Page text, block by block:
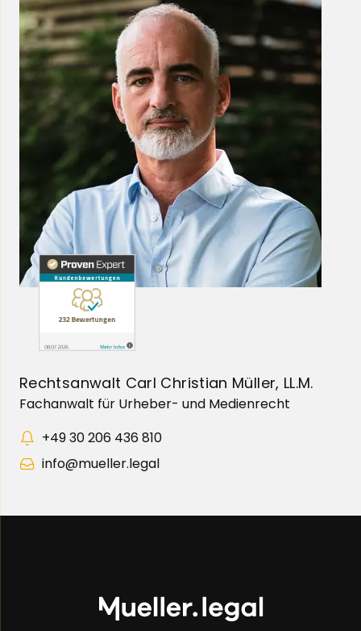
Rechtsanwalt Carl Christian Müller, LL.M.
Fachanwalt für Urheber- und Medienrecht
+49 30 206 436 810
info@mueller.legal